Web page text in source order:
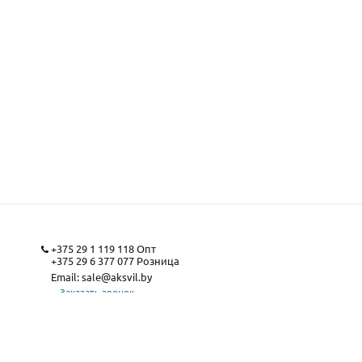
+375 29 1 119 118Опт
+375 29 6 377 077Розница
Email:sale@aksvil.by
Заказать звонок